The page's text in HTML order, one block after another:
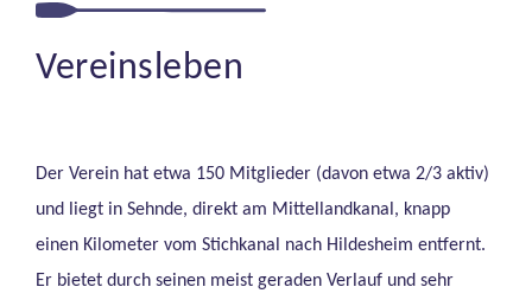
Vereinsleben
Der Verein hat etwa 150 Mitglieder (davon etwa 2/3 aktiv)
und liegt in Sehnde, direkt am Mittellandkanal, knapp
einen Kilometer vom Stichkanal nach Hildesheim entfernt.
Er bietet durch seinen meist geraden Verlauf und sehr